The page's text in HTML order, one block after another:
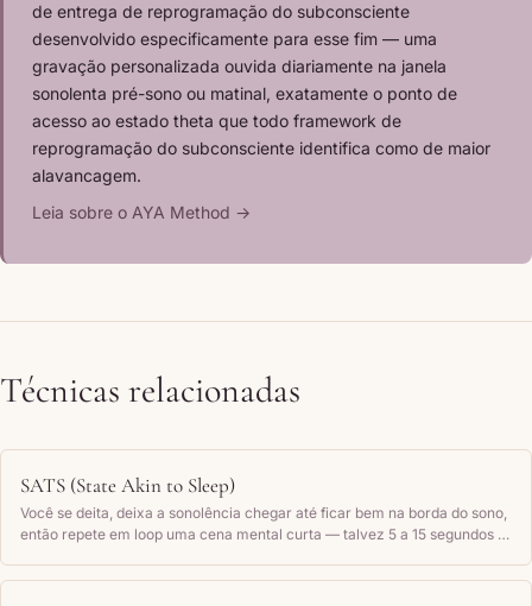
de entrega de reprogramação do subconsciente
desenvolvido especificamente para esse fim — uma
gravação personalizada ouvida diariamente na janela
sonolenta pré-sono ou matinal, exatamente o ponto de
acesso ao estado theta que todo framework de
reprogramação do subconsciente identifica como de maior
alavancagem.
Leia sobre o AYA Method →
Técnicas relacionadas
SATS (State Akin to Sleep)
Você se deita, deixa a sonolência chegar até ficar bem na borda do sono,
então repete em loop uma cena mental curta — talvez 5 a 15 segundos —